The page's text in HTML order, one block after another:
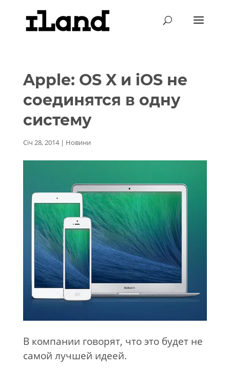
Apple: OS X и iOS не
соединятся в одну
систему
Січ 28, 2014| Новини
В компании говорят, что это будет не
самой лучшей идеей.